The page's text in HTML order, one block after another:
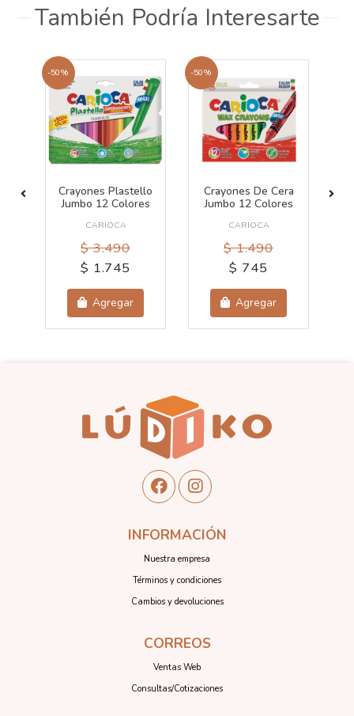
También Podría Interesarte
-50%
Crayones Plastello
Jumbo 12 Colores
CARIOCA
$ 3.490
$ 1.745
Agregar
-50%
Crayones De Cera
Jumbo 12 Colores
CARIOCA
$ 1.490
$ 745
Agregar
INFORMACIÓN
Nuestra empresa
Términos y condiciones
Cambios y devoluciones
CORREOS
Ventas Web
Consultas/Cotizaciones